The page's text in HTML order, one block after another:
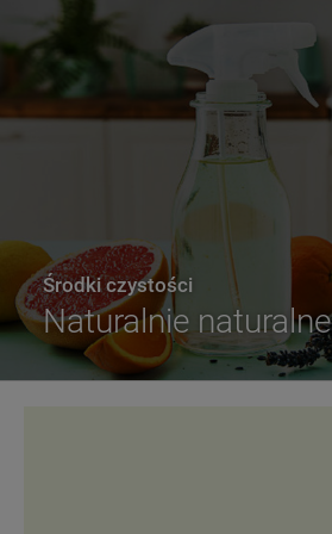
Środki czystości
Naturalnie naturalne